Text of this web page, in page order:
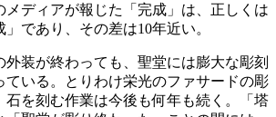
メディアが報じた「完成」は、正しくは
」であり、その差は10年近い。
装が終わっても、聖堂には膨大な彫刻
ている。とりわけ栄光のファサードの彫
石を刻む作業は今後も何年も続く。「塔